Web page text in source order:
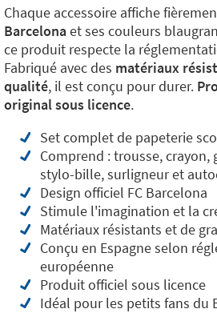
Chaque accessoire affiche
Barcelonaet ses couleurs
ce produit respecte la
Fabriqué avec des matériaux
qualité, il est conçu pour durer.
original sous licence.
Set complet de papeterie
Comprend : trousse,
stylo-bille, surligneur et
Design officiel FC Barcelona
Stimule l'imagination et la
Matériaux résistants et de
Conçu en Espagne selon
européenne
Produit officiel sous licence
Idéal pour les petits fans du